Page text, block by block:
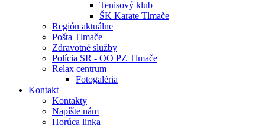
Tenisový klub
ŠK Karate Tlmače
Región aktuálne
Pošta Tlmače
Zdravotné služby
Polícia SR - OO PZ Tlmače
Relax centrum
Fotogaléria
Kontakt
Kontakty
Napíšte nám
Horúca linka